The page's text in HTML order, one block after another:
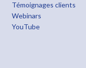
Témoignages clients
Webinars
YouTube